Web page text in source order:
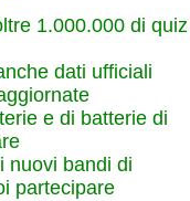
1.000.000 di quiz
dati ufficiali
e di batterie di
nuovi bandi di
partecipare